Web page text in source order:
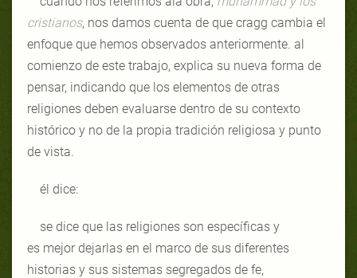
cristianos, nos damos cuenta de que cragg cambia el
enfoque que hemos observados anteriormente. al
comienzo de este trabajo, explica su nueva forma de
pensar, indicando que los elementos de otras
religiones deben evaluarse dentro de su contexto
histórico y no de la propia tradición religiosa y punto
de vista.
él dice:
se dice que las religiones son específicas y
es mejor dejarlas en el marco de sus diferentes
historias y sus sistemas segregados de fe,